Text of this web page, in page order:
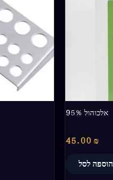
אלכוהול 95%
45.00 ₪
הוספה לסל